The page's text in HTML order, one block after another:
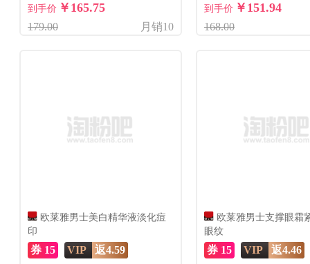
到手价 ￥165.75
179.00 月销10
到手价 ￥151.94
168.00
欧莱雅男士美白精华液淡化痘
印
券 15 VIP 返4.59
欧莱雅男士支撑眼霜
眼纹
券 15 VIP 返4.46